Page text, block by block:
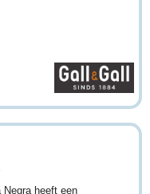
Negra heeft een